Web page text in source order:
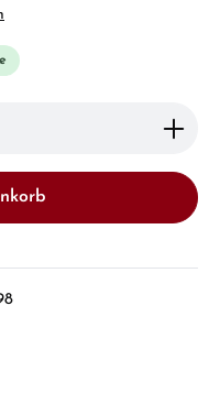
Wert ein